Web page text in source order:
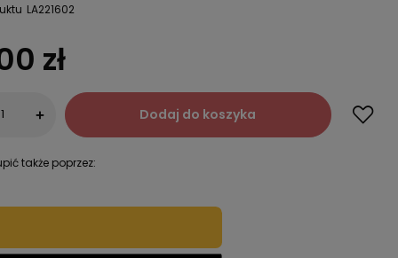
LA221602
zł
+ Dodaj do koszyka
także poprzez: